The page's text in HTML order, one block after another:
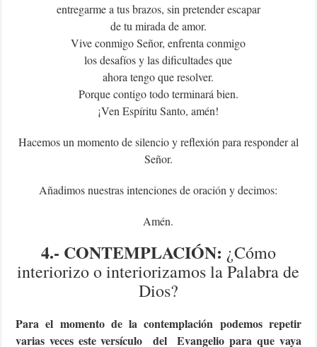
entregarme a tus brazos, sin pretender escapar
de tu mirada de amor.
Vive conmigo Señor, enfrenta conmigo
los desafíos y las dificultades que
ahora tengo que resolver.
Porque contigo todo terminará bien.
¡Ven Espíritu Santo, amén!
Hacemos un momento de silencio y reflexión para responder al
Señor.
Añadimos nuestras intenciones de oración y decimos:
Amén.
4.- CONTEMPLACIÓN: ¿Cómo
interiorizo o interiorizamos la Palabra de
Dios?
Para el momento de la contemplación podemos repetir
varias veces este versículo del Evangelio para que vaya